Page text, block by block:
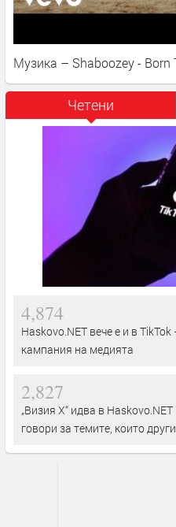
Музика – Shaboozey - Born
Четени
4,874
Haskovo.NET вече е и в
кампания на медията
2,827
„Визия Х“ идва в
говори за темите, които